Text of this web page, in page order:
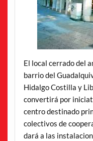
El local cerrado del
barrio del
Hidalgo Costilla y
convertirá por
centro destinado
colectivos de
dará a las